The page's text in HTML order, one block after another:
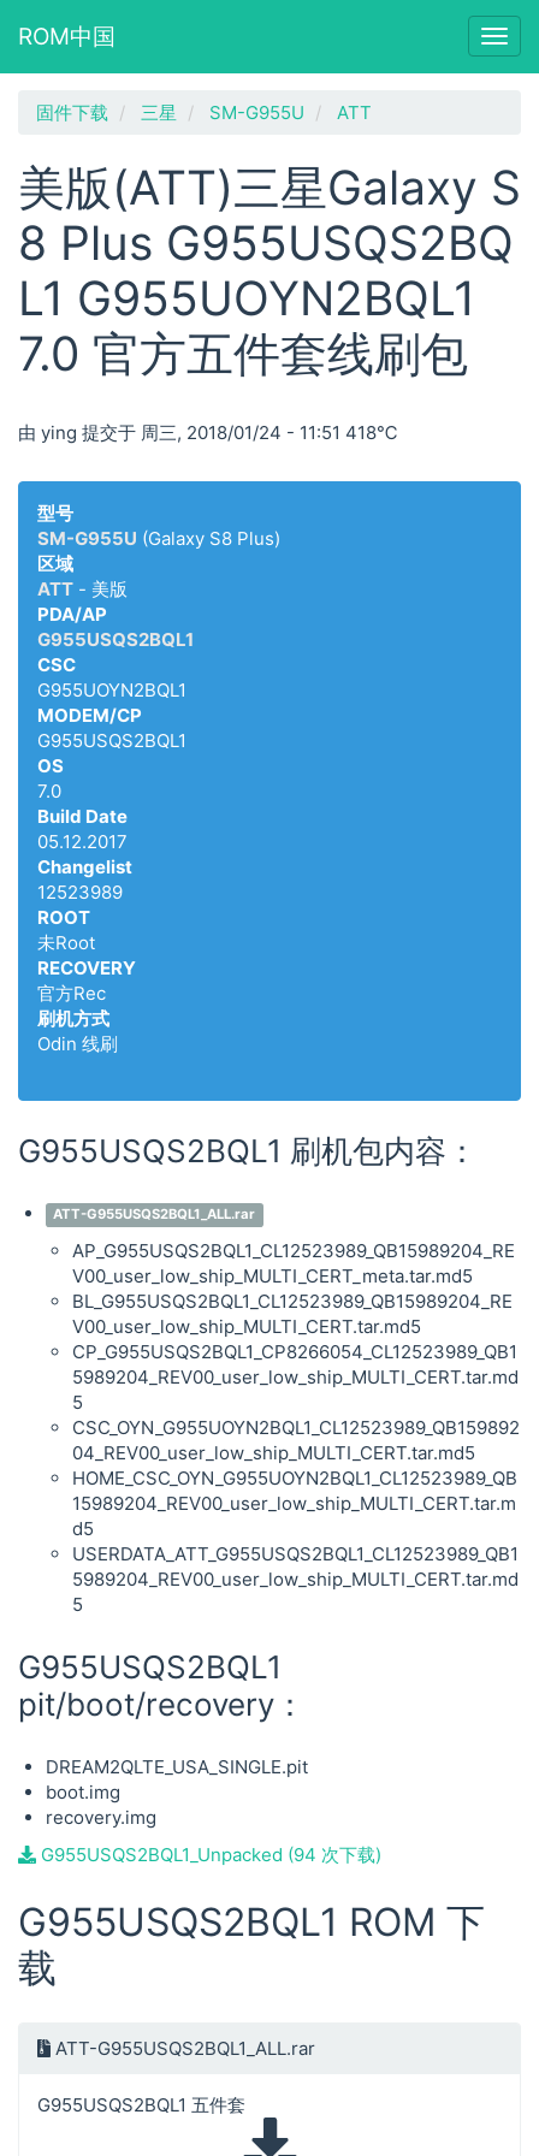
ROM中国
固件下载 三星 SM-G955U ATT
美版(ATT)三星Galaxy S
8 Plus G955USQS2BQ
L1 G955UOYN2BQL1
7.0 官方五件套线刷包
由 ying 提交于 周三, 2018/01/24 - 11:51 418℃
型号
SM-G955U (Galaxy S8 Plus)
区域
ATT - 美版
PDA/AP
G955USQS2BQL1
CSC
G955UOYN2BQL1
MODEM/CP
G955USQS2BQL1
OS
7.0
Build Date
05.12.2017
Changelist
12523989
ROOT
未Root
RECOVERY
官方Rec
刷机方式
Odin 线刷
G955USQS2BQL1 刷机包内容：
ATT-G955USQS2BQL1_ALL.rar
AP_G955USQS2BQL1_CL12523989_QB15989204_RE
V00_user_low_ship_MULTI_CERT_meta.tar.md5
BL_G955USQS2BQL1_CL12523989_QB15989204_RE
V00_user_low_ship_MULTI_CERT.tar.md5
CP_G955USQS2BQL1_CP8266054_CL12523989_QB1
5989204_REV00_user_low_ship_MULTI_CERT.tar.md
5
CSC_OYN_G955UOYN2BQL1_CL12523989_QB159892
04_REV00_user_low_ship_MULTI_CERT.tar.md5
HOME_CSC_OYN_G955UOYN2BQL1_CL12523989_QB
15989204_REV00_user_low_ship_MULTI_CERT.tar.m
d5
USERDATA_ATT_G955USQS2BQL1_CL12523989_QB1
5989204_REV00_user_low_ship_MULTI_CERT.tar.md
5
G955USQS2BQL1
pit/boot/recovery：
DREAM2QLTE_USA_SINGLE.pit
boot.img
recovery.img
G955USQS2BQL1_Unpacked (94 次下载)
G955USQS2BQL1 ROM 下
载
ATT-G955USQS2BQL1_ALL.rar
G955USQS2BQL1 五件套